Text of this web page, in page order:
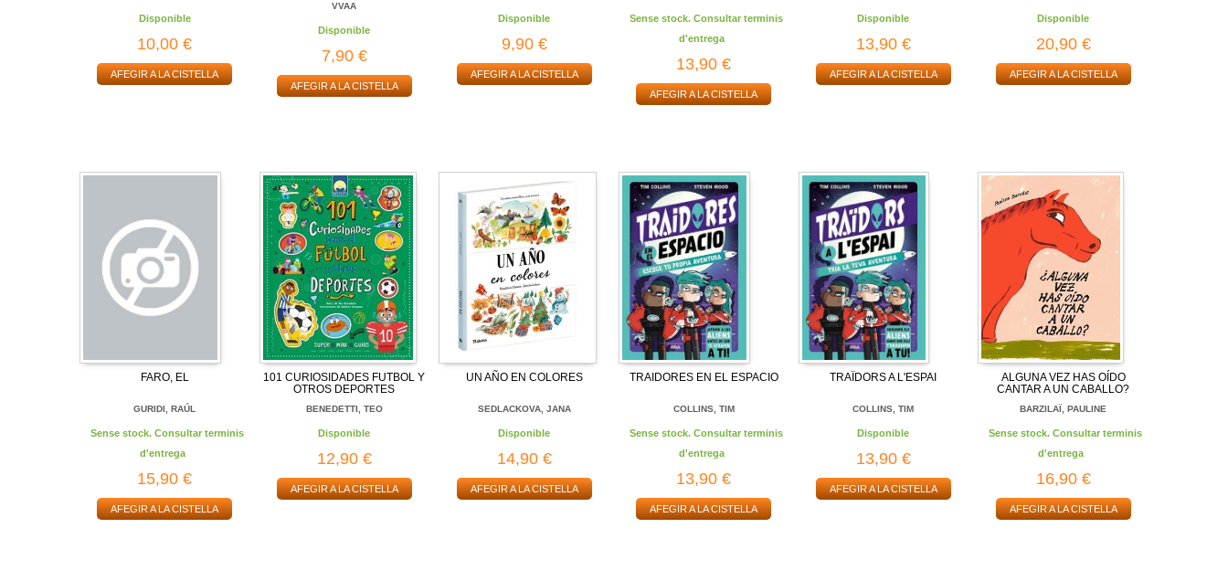
Disponible
10,00 €
AFEGIR A LA CISTELLA
VVAA
Disponible
7,90 €
AFEGIR A LA CISTELLA
Disponible
9,90 €
AFEGIR A LA CISTELLA
Sense stock. Consultar terminis
d'entrega
13,90 €
AFEGIR A LA CISTELLA
Disponible
13,90 €
AFEGIR A LA CISTELLA
Disponible
20,90 €
AFEGIR A LA CISTELLA
FARO, EL
GURIDI, RAÚL
Sense stock. Consultar terminis
d'entrega
15,90 €
AFEGIR A LA CISTELLA
101 CURIOSIDADES FUTBOL Y
OTROS DEPORTES
BENEDETTI, TEO
Disponible
12,90 €
AFEGIR A LA CISTELLA
UN AÑO EN COLORES
SEDLACKOVA, JANA
Disponible
14,90 €
AFEGIR A LA CISTELLA
TRAIDORES EN EL ESPACIO
COLLINS, TIM
Sense stock. Consultar terminis
d'entrega
13,90 €
AFEGIR A LA CISTELLA
TRAÏDORS A L'ESPAI
COLLINS, TIM
Disponible
13,90 €
AFEGIR A LA CISTELLA
ALGUNA VEZ HAS OÍDO
CANTAR A UN CABALLO?
BARZILAÏ, PAULINE
Sense stock. Consultar terminis
d'entrega
16,90 €
AFEGIR A LA CISTELLA